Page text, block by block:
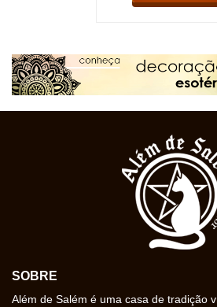
SOBRE
Além de Salém é uma casa de tradição